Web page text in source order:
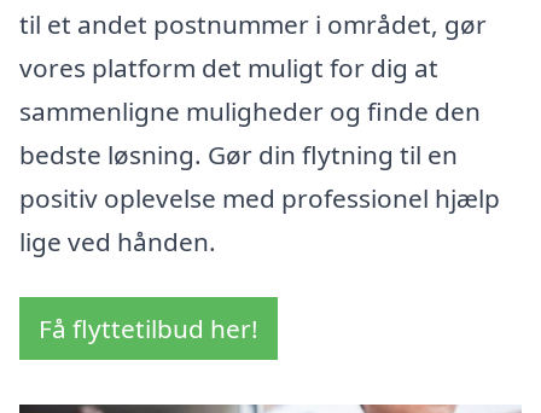
til et andet postnummer i området, gør
vores platform det muligt for dig at
sammenligne muligheder og finde den
bedste løsning. Gør din flytning til en
positiv oplevelse med professionel hjælp
lige ved hånden.
Få flyttetilbud her!